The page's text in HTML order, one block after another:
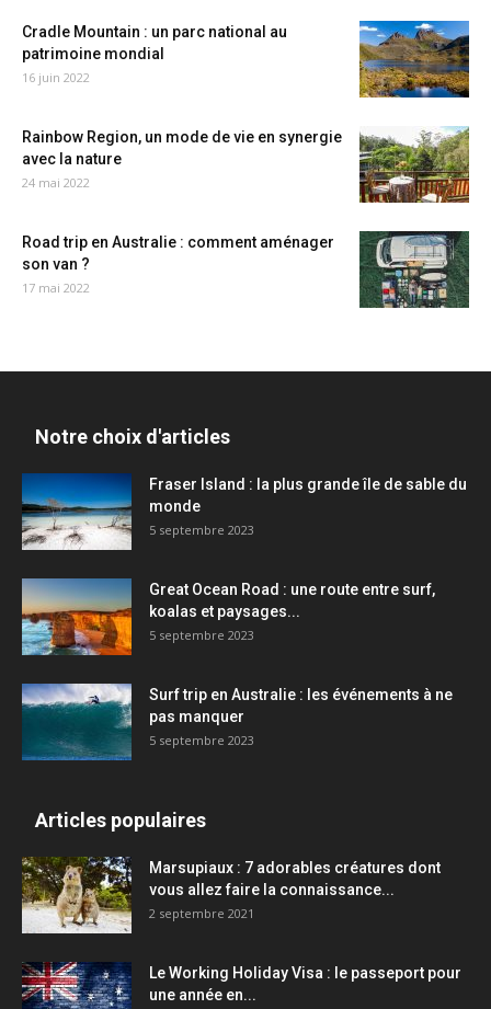
Cradle Mountain : un parc national au
patrimoine mondial
16 juin 2022
Rainbow Region, un mode de vie en synergie
avec la nature
24 mai 2022
Road trip en Australie : comment aménager
son van ?
17 mai 2022
Notre choix d'articles
Fraser Island : la plus grande île de sable du
monde
5 septembre 2023
Great Ocean Road : une route entre surf,
koalas et paysages...
5 septembre 2023
Surf trip en Australie : les événements à ne
pas manquer
5 septembre 2023
Articles populaires
Marsupiaux : 7 adorables créatures dont
vous allez faire la connaissance...
2 septembre 2021
Le Working Holiday Visa : le passeport pour
une année en...